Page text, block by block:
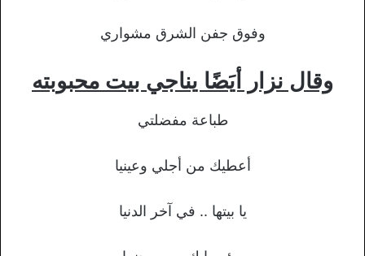
وفوق جفن الشرق مشواري
وقال نزار أيَضًا يناجي بيت محبوبته
طباعة مفضلتي
أعطيك من أجلي وعينيا
يا بيتها .. في آخر الدنيا